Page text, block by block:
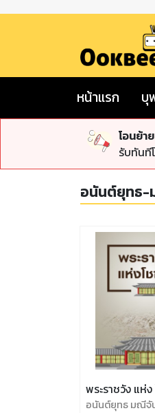
หน้าแรก บุ
โอนย้า
รับทันที
อนันต์ยุทธ
พระราชวัง แห่
อนันต์ยุทธ มณีจั